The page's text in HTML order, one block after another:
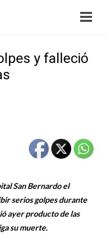
y falleció
San Bernardo el
serios golpes durante
ayer producto de las
su muerte.